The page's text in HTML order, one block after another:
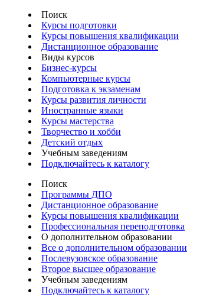
Поиск
Курсы подготовки
Курсы повышения квалификации
Дистанционное образование
Виды курсов
Бизнес-курсы
Компьютерные курсы
Подготовка к экзаменам
Курсы развития личности
Иностранные языки
Курсы мастерства
Творчество и хобби
Детский отдых
Учебным заведениям
Подключайтесь к каталогу
Поиск
Программы ДПО
Дистанционное образование
Курсы повышения квалификации
Профессиональная переподготовка
О дополнительном образовании
Все о дополнительном образовании
Послевузовское образование
Второе высшее образование
Учебным заведениям
Подключайтесь к каталогу